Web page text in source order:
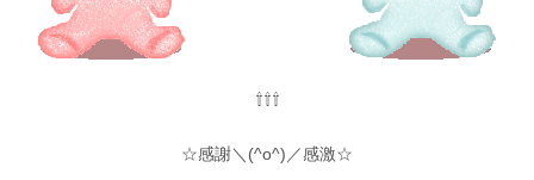
⇧⇧⇧
☆感謝＼(^o^)／感激☆